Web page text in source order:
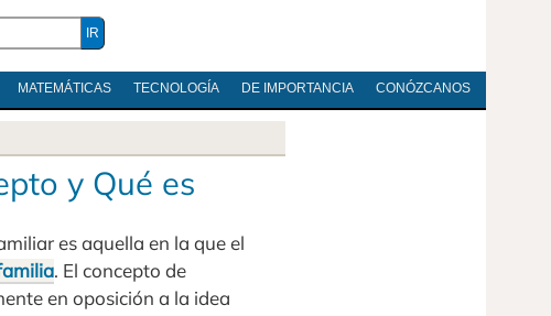
MATEMÁTICAS TECNOLOGÍA DE IMPORTANCIA CONÓZCANOS
y Qué es
es aquella en la que el
. El concepto de
en oposición a la idea